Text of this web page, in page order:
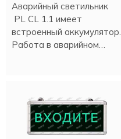
потолков
Аварийный светильник
PL CL 1.1 имеет
встроенный аккумулятор.
Работа в аварийном